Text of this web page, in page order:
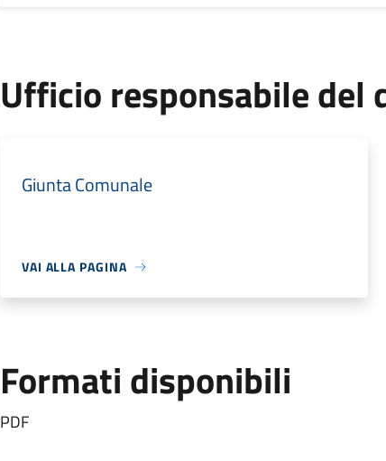
Ufficio responsabile del
Giunta Comunale
VAI ALLA PAGINA
Formati disponibili
PDF